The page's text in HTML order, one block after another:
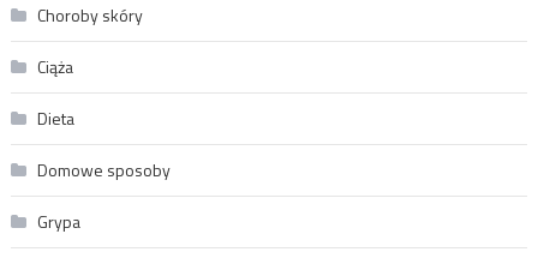
Choroby skóry
Ciąża
Dieta
Domowe sposoby
Grypa